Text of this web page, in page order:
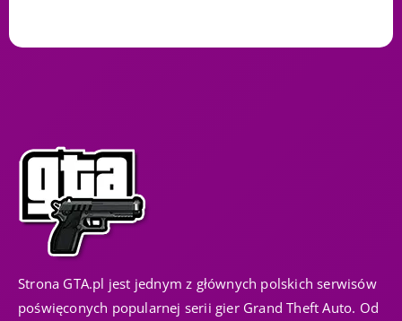
Strona GTA.pl jest jednym z głównych polskich serwisów
poświęconych popularnej serii gier Grand Theft Auto. Od